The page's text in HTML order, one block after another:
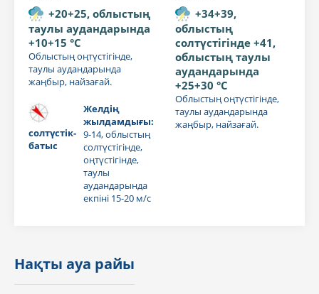
+20+25, облыстың
таулы аудандарында
+10+15 °C
Облыстың оңтүстігінде,
таулы аудандарында
жаңбыр, найзағай.
солтүстік-
батыс
Желдің
жылдамдығы:
9-14, облыстың
солтүстігінде,
оңтүстігінде,
таулы
аудандарында
екпіні 15-20 м/с
+34+39,
облыстың
солтүстігінде +41,
облыстың таулы
аудандарында
+25+30 °C
Облыстың оңтүстігінде,
таулы аудандарында
жаңбыр, найзағай.
Нақты ауа райы